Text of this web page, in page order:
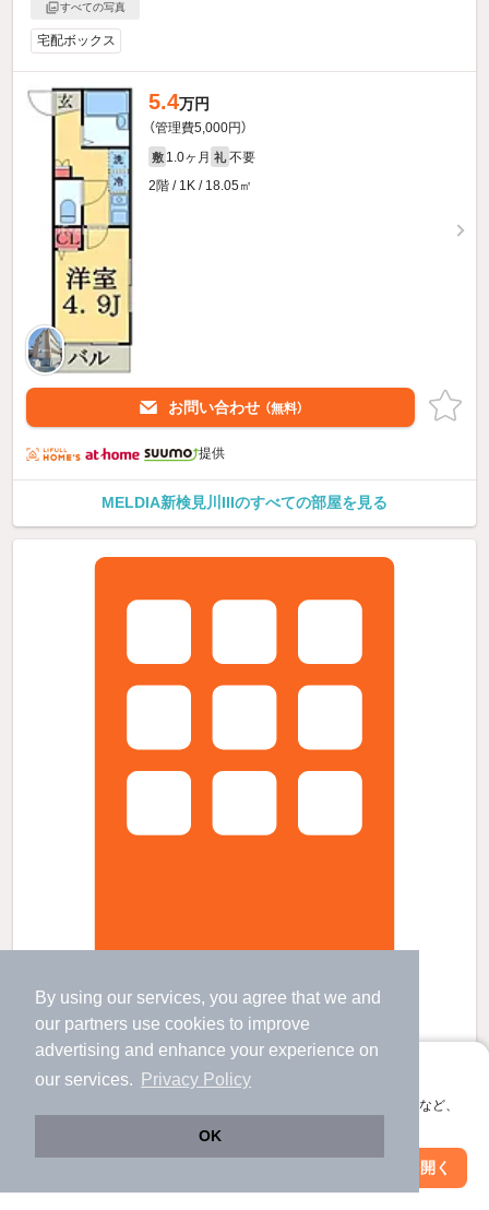
By using our services, you agree that we and
our partners use cookies to improve
advertising and enhance your experience on
our services.
Privacy Policy
OK
アプリに切り替えて、サクサクお部屋探し
会員登録なしですぐ使える。マップ検索やお気に入り保存など、
アプリを開く
すべての写真
宅配ボックス
5.4万円
（管理費5,000円）
敷 1.0ヶ月 礼 不要
2階 / 1K / 18.05㎡
お問い合わせ （無料）
提供
MELDIA新検見川IIIのすべての部屋を見る
メゾン真砂の賃貸物件
検見川駅 歩18 分 （京成千葉線）
稲毛駅 バス9 分 歩3 分 （総武線 など）
新検見川駅 歩17 分 （総武中央線）
ほか1駅（徒歩20分圏内）
3階建 / 3年4ヶ月 / 軽量鉄骨
絞り込み条件を変更